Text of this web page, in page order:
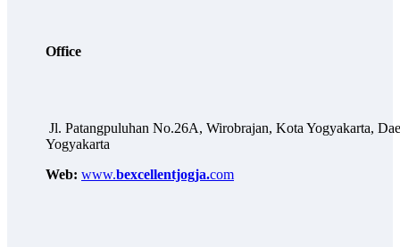
Office
Jl. Patangpuluhan No.26A, Wirobrajan, Kota Yogyakarta,
Yogyakarta
Web: www.bexcellentjogja.com